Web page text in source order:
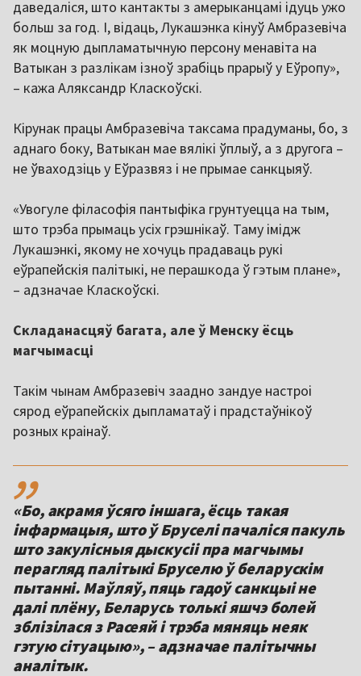
даведаліся, што кантакты з амерыканцамі ідуць ужо
больш за год. І, відаць, Лукашэнка кінуў Амбразевіча
як моцную дыпламатычную персону менавіта на
Ватыкан з разлікам ізноў зрабіць прарыў у Еўропу»,
– кажа Аляксандр Класкоўскі.
Кірунак працы Амбразевіча таксама прадуманы, бо, з
аднаго боку, Ватыкан мае вялікі ўплыў, а з другога –
не ўваходзіць у Еўразвяз і не прымае санкцыяў.
«Увогуле філасофія пантыфіка грунтуецца на тым,
што трэба прымаць усіх грэшнікаў. Таму імідж
Лукашэнкі, якому не хочуць прадаваць рукі
еўрапейскія палітыкі, не перашкода ў гэтым плане»,
– адзначае Класкоўскі.
Складанасцяў багата, але ў Менску ёсць
магчымасці
Такім чынам Амбразевіч заадно зандуе настроі
сярод еўрапейскіх дыпламатаў і прадстаўнікоў
розных краінаў.
,,
«Бо, акрамя ўсяго іншага, ёсць такая
інфармацыя, што ў Бруселі пачаліся пакуль
што закулісныя дыскусіі пра магчымы
перагляд палітыкі Бруселю ў беларускім
пытанні. Маўляў, пяць гадоў санкцыі не
далі плёну, Беларусь толькі яшчэ болей
зблізілася з Расеяй і трэба мяняць неяк
гэтую сітуацыю», – адзначае палітычны
аналітык.